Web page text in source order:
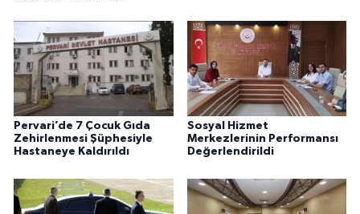
Pervari’de 7 Çocuk Gıda
Zehirlenmesi Şüphesiyle
Hastaneye Kaldırıldı
Sosyal Hizmet
Merkezlerinin Performansı
Değerlendirildi